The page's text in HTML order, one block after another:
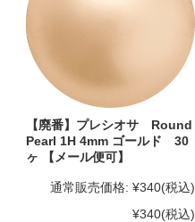
【廃番】プレシオサ Round
Pearl 1H 4mm ゴールド 30
ヶ 【メール便可】
通常販売価格: ¥340(税込)
¥340(税込)